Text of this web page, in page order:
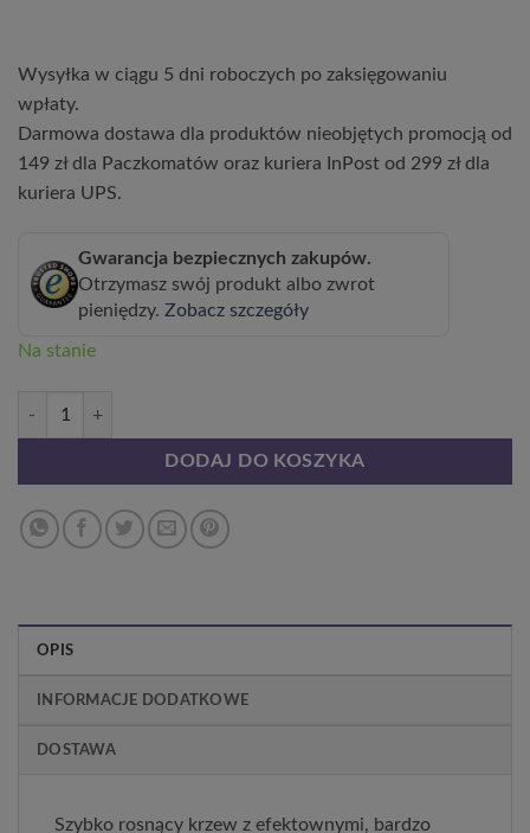
Wysyłka w ciągu 5 dni roboczych po zaksięgowaniu
wpłaty.
Darmowa dostawa dla produktów nieobjętych promocją od
149 zł dla Paczkomatów oraz kuriera InPost od 299 zł dla
kuriera UPS.
Gwarancja bezpiecznych zakupów.
Otrzymasz swój produkt albo zwrot
pieniędzy. Zobacz szczegóły
Na stanie
ilość Hortensja bukietowa 'Ruby' syn, Angel's Blush P9/C1
DODAJ DO KOSZYKA
OPIS
INFORMACJE DODATKOWE
DOSTAWA
Szybko rosnący krzew z efektownymi, bardzo